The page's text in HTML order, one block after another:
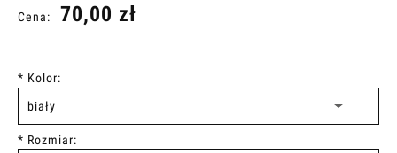
Cena: 70,00 zł
* Kolor:
* Rozmiar: